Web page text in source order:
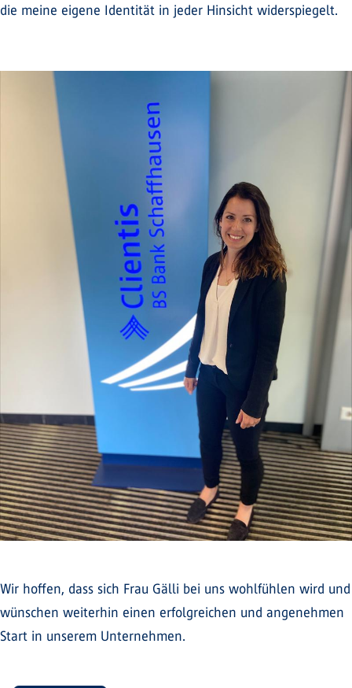
die meine eigene Identität in jeder Hinsicht widerspiegelt.
Wir hoffen, dass sich Frau Gälli bei uns wohlfühlen wird und
wünschen weiterhin einen erfolgreichen und angenehmen
Start in unserem Unternehmen.